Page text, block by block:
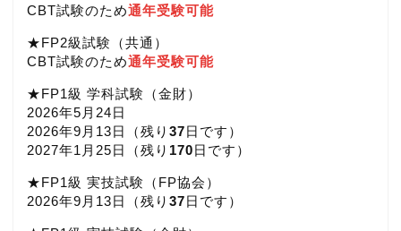
CBT試験のため通年受験可能
★FP2級試験（共通）
CBT試験のため通年受験可能
★FP1級 学科試験（金財）
2026年5月24日
2026年9月13日（残り 37日です）
2027年1月25日（残り 170日です）
★FP1級 実技試験（FP協会）
2026年9月13日（残り 37日です）